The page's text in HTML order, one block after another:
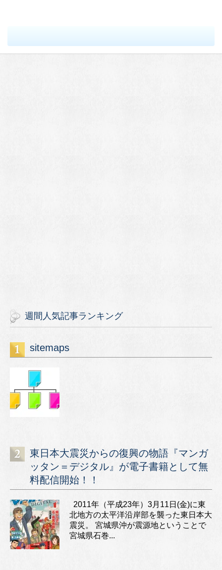
週間人気記事ランキング
sitemaps
東日本大震災からの復興の物語『マンガ
ッタン＝デジタル』が電子書籍として無
料配信開始！！
2011年（平成23年）3月11日(金)に東
北地方の太平洋沿岸部を襲った東日本大
震災。 宮城県沖が震源地ということで
宮城県石巻...